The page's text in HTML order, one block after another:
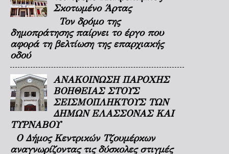
Σκοτωμένο Άρτας
Τον δρόμο της
δημοπράτησης παίρνει το έργο που
αφορά τη βελτίωση της επαρχιακής
οδού
ΑΝΑΚΟΙΝΩΣΗ ΠΑΡΟΧΗΣ
ΒΟΗΘΕΙΑΣ ΣΤΟΥΣ
ΣΕΙΣΜΟΠΛΗΚΤΟΥΣ ΤΩΝ
ΔΗΜΩΝ ΕΛΑΣΣΟΝΑΣ ΚΑΙ
ΤΥΡΝΑΒΟΥ
Ο Δήμος Κεντρικών Τζουμέρκων
αναγνωρίζοντας τις δύσκολες στιγμές